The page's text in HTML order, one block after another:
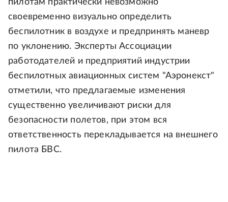
пилотам практически невозможно
своевременно визуально определить
беспилотник в воздухе и предпринять маневр
по уклонению. Эксперты Ассоциации
работодателей и предприятий индустрии
беспилотных авиационных систем "Аэронекст"
отметили, что предлагаемые изменения
существенно увеличивают риски для
безопасности полетов, при этом вся
ответственность перекладывается на внешнего
пилота БВС.